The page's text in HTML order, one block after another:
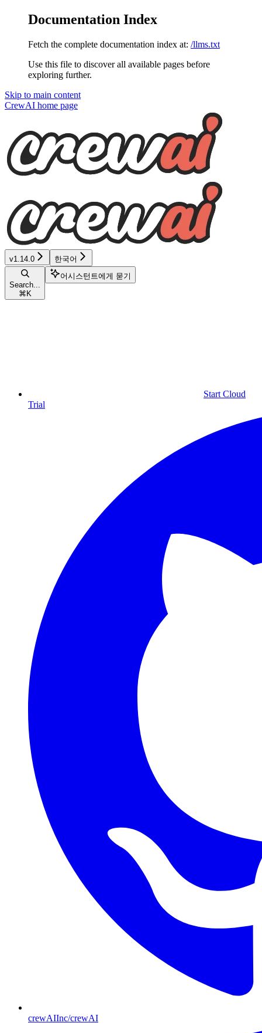
Documentation Index
Fetch the complete documentation index at: /llms.txt
Use this file to discover all available pages before
exploring further.
Skip to main content
CrewAI home page
v1.14.0 한국어
Search...
⌘ K
어시스턴트에게 묻기
Start Cloud
Trial
crewAIInc/crewAI